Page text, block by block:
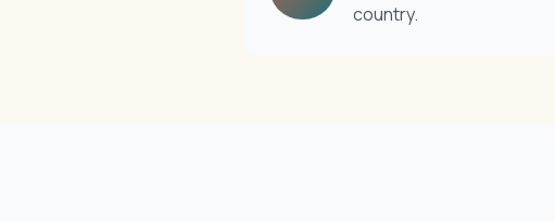
country.